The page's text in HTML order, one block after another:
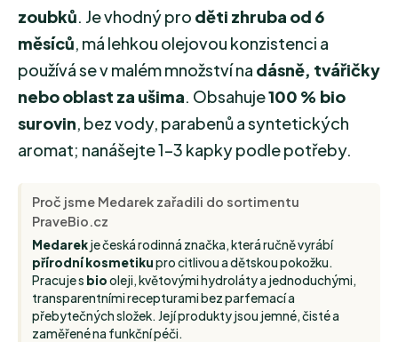
zoubků . Je vhodný pro děti zhruba od 6
měsíců , má lehkou olejovou konzistenci a
používá se v malém množství na dásně, tvářičky
nebo oblast za ušima . Obsahuje100 % bio
surovin , bez vody, parabenů a syntetických
aromat; nanášejte 1–3 kapky podle potřeby.
Proč jsme Medarek zařadili do sortimentu
PraveBio.cz
Medarekje česká rodinná značka, která ručně vyrábí
přírodní kosmetikupro citlivou a dětskou pokožku.
Pracuje s biooleji, květovými hydroláty a jednoduchými,
transparentními recepturami bez parfemací a
přebytečných složek. Její produkty jsou jemné, čisté a
zaměřené na funkční péči.